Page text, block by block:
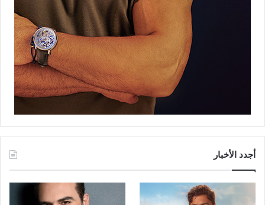
أجدد الأخبار